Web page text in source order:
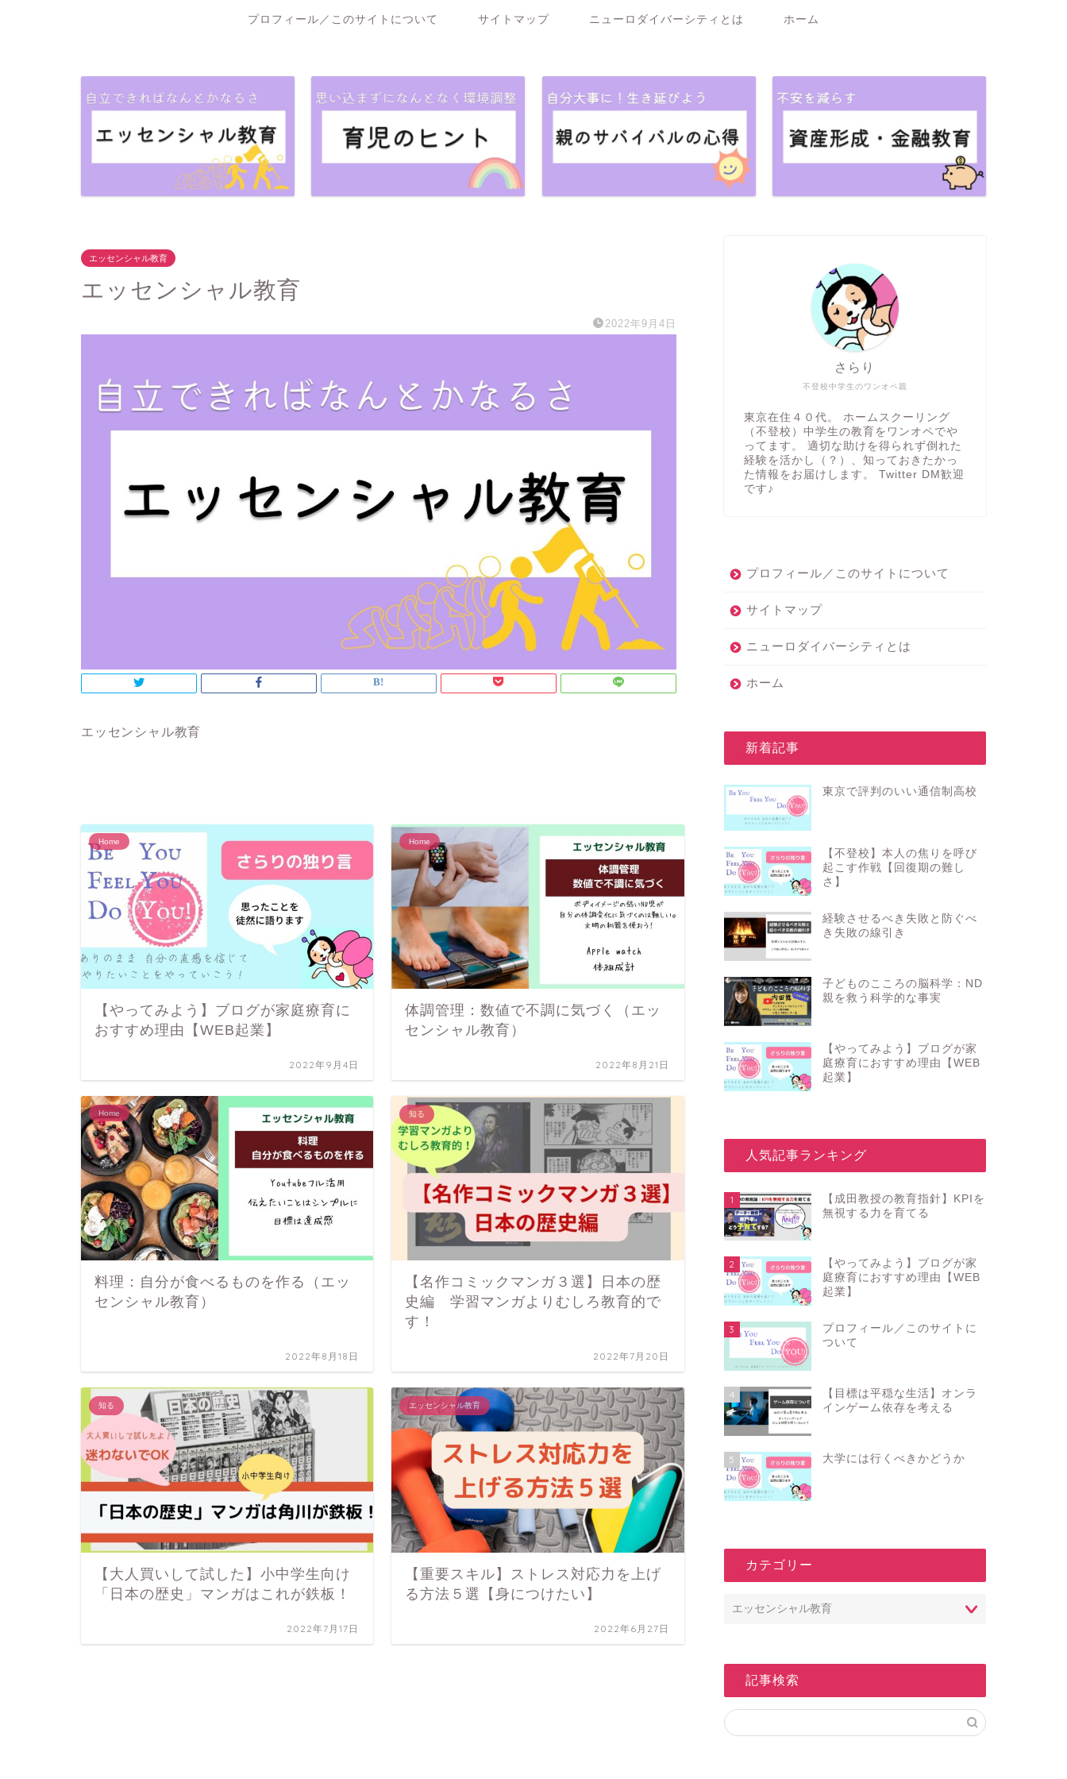
プロフィール／このサイトについて サイトマップ ニューロダイバーシティとは ホーム
エッセンシャル教育
エッセンシャル教育
2022年9月4日
エッセンシャル教育
Home
【やってみよう】ブログが家庭療育に
おすすめ理由【WEB起業】
2022年9月4日
Home
体調管理：数値で不調に気づく（エッ
センシャル教育）
2022年8月21日
Home
料理：自分が食べるものを作る（エッ
センシャル教育）
2022年8月18日
知る
【名作コミックマンガ３選】日本の歴
史編 学習マンガよりむしろ教育的で
す！
2022年7月20日
知る
【大人買いして試した】小中学生向け
「日本の歴史」マンガはこれが鉄板！
2022年7月17日
エッセンシャル教育
【重要スキル】ストレス対応力を上げ
る方法５選【身につけたい】
2022年6月27日
不登校中学生のワンオペ親
さらり
東京在住４０代。 ホームスクーリング
（不登校）中学生の教育をワンオペでや
ってます。 適切な助けを得られず倒れた
経験を活かし（？）、知っておきたかっ
た情報をお届けします。 Twitter DM歓迎
です♪
プロフィール／このサイトについて
サイトマップ
ニューロダイバーシティとは
ホーム
_新着記事
東京で評判のいい通信制高校
【不登校】本人の焦りを呼び
起こす作戦【回復期の難し
さ】
経験させるべき失敗と防ぐべ
き失敗の線引き
子どものこころの脳科学：ND
親を救う科学的な事実
【やってみよう】ブログが家
庭療育におすすめ理由【WEB
起業】
_人気記事ランキング
1
【成田教授の教育指針】KPIを
無視する力を育てる
2
【やってみよう】ブログが家
庭療育におすすめ理由【WEB
起業】
3
プロフィール／このサイトに
ついて
4
【目標は平穏な生活】オンラ
インゲーム依存を考える
5 大学には行くべきかどうか
_カテゴリー
_記事検索